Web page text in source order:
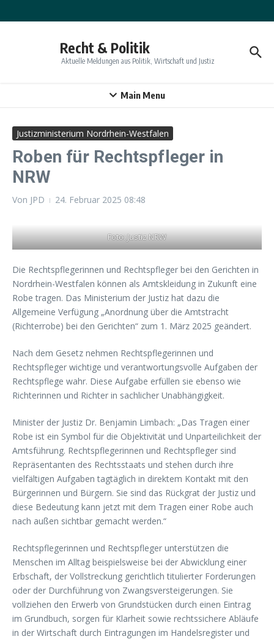
Recht & Politik
Aktuelle Meldungen aus Politik, Wirtschaft und Justiz
Main Menu
Justizministerium Nordrhein-Westfalen
Roben für Rechtspfleger in
NRW
Von JPD 24. Februar 2025 08:48
Foto: Justiz NRW
Die Rechtspflegerinnen und Rechtspfleger bei den Gerichten in
Nordrhein-Westfalen können als Amtskleidung in Zukunft eine
Robe tragen. Das Ministerium der Justiz hat dazu die
Allgemeine Verfügung „Anordnung über die Amtstracht
(Richterrobe) bei den Gerichten“ zum 1. März 2025 geändert.
Nach dem Gesetz nehmen Rechtspflegerinnen und
Rechtspfleger wichtige und verantwortungsvolle Aufgaben der
Rechtspflege wahr. Diese Aufgabe erfüllen sie ebenso wie
Richterinnen und Richter in sachlicher Unabhängigkeit.
Minister der Justiz Dr. Benjamin Limbach: „Das Tragen einer
Robe ist ein Symbol für die Objektivität und Unparteilichkeit der
Amtsführung. Rechtspflegerinnen und Rechtspfleger sind
Repräsentanten des Rechtsstaats und stehen durch ihre
vielfältigen Aufgaben tagtäglich in direktem Kontakt mit den
Bürgerinnen und Bürgern. Sie sind das Rückgrat der Justiz und
diese Bedeutung kann jetzt mit dem Tragen einer Robe auch
nach außen sichtbar gemacht werden.“
Rechtspflegerinnen und Rechtspfleger unterstützen die
Menschen im Alltag beispielsweise bei der Abwicklung einer
Erbschaft, der Vollstreckung gerichtlich titulierter Forderungen
oder der Durchführung von Zwangsversteigerungen. Sie
vollziehen den Erwerb von Grundstücken durch einen Eintrag
im Grundbuch, sorgen für Klarheit sowie rechtssichere Abläufe
in der Wirtschaft durch Eintragungen im Handelsregister und